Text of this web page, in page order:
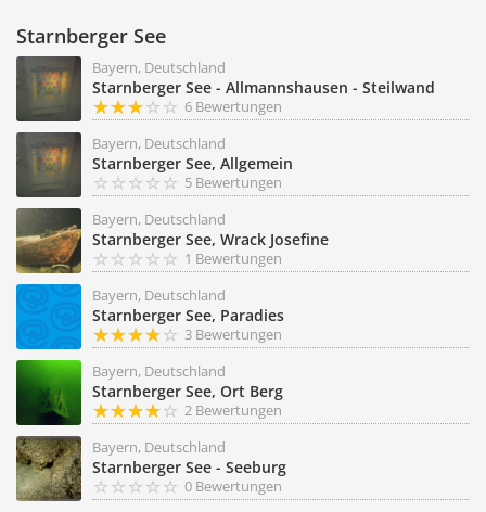
Starnberger See
Bayern, Deutschland
Starnberger See - Allmannshausen - Steilwand
6 Bewertungen
Bayern, Deutschland
Starnberger See, Allgemein
5 Bewertungen
Bayern, Deutschland
Starnberger See, Wrack Josefine
1 Bewertungen
Bayern, Deutschland
Starnberger See, Paradies
3 Bewertungen
Bayern, Deutschland
Starnberger See, Ort Berg
2 Bewertungen
Bayern, Deutschland
Starnberger See - Seeburg
0 Bewertungen